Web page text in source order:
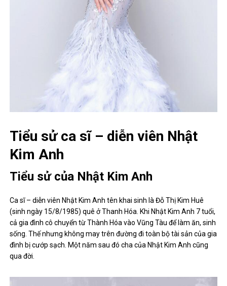
Tiểu sử ca sĩ – diễn viên Nhật
Kim Anh
Tiểu sử của Nhật Kim Anh
Ca sĩ – diễn viên Nhật Kim Anh tên khai sinh là Đỗ Thị Kim Huê
(sinh ngày 15/8/1985) quê ở Thanh Hóa. Khi Nhật Kim Anh 7 tuổi,
cả gia đình cô chuyển từ Thành Hóa vào Vũng Tàu để làm ăn, sinh
sống. Thế nhưng không may trên đường đi toàn bộ tài sản của gia
đình bị cướp sạch. Một năm sau đó cha của Nhật Kim Anh cũng
qua đời.